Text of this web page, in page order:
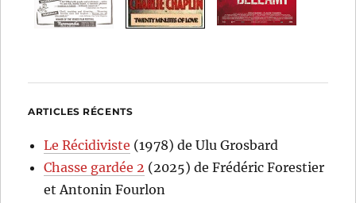
ARTICLES RÉCENTS
Le Récidiviste (1978) de Ulu Grosbard
Chasse gardée 2 (2025) de Frédéric Forestier
et Antonin Fourlon